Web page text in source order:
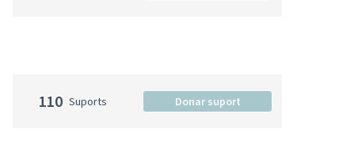
110 Suports Donar suport